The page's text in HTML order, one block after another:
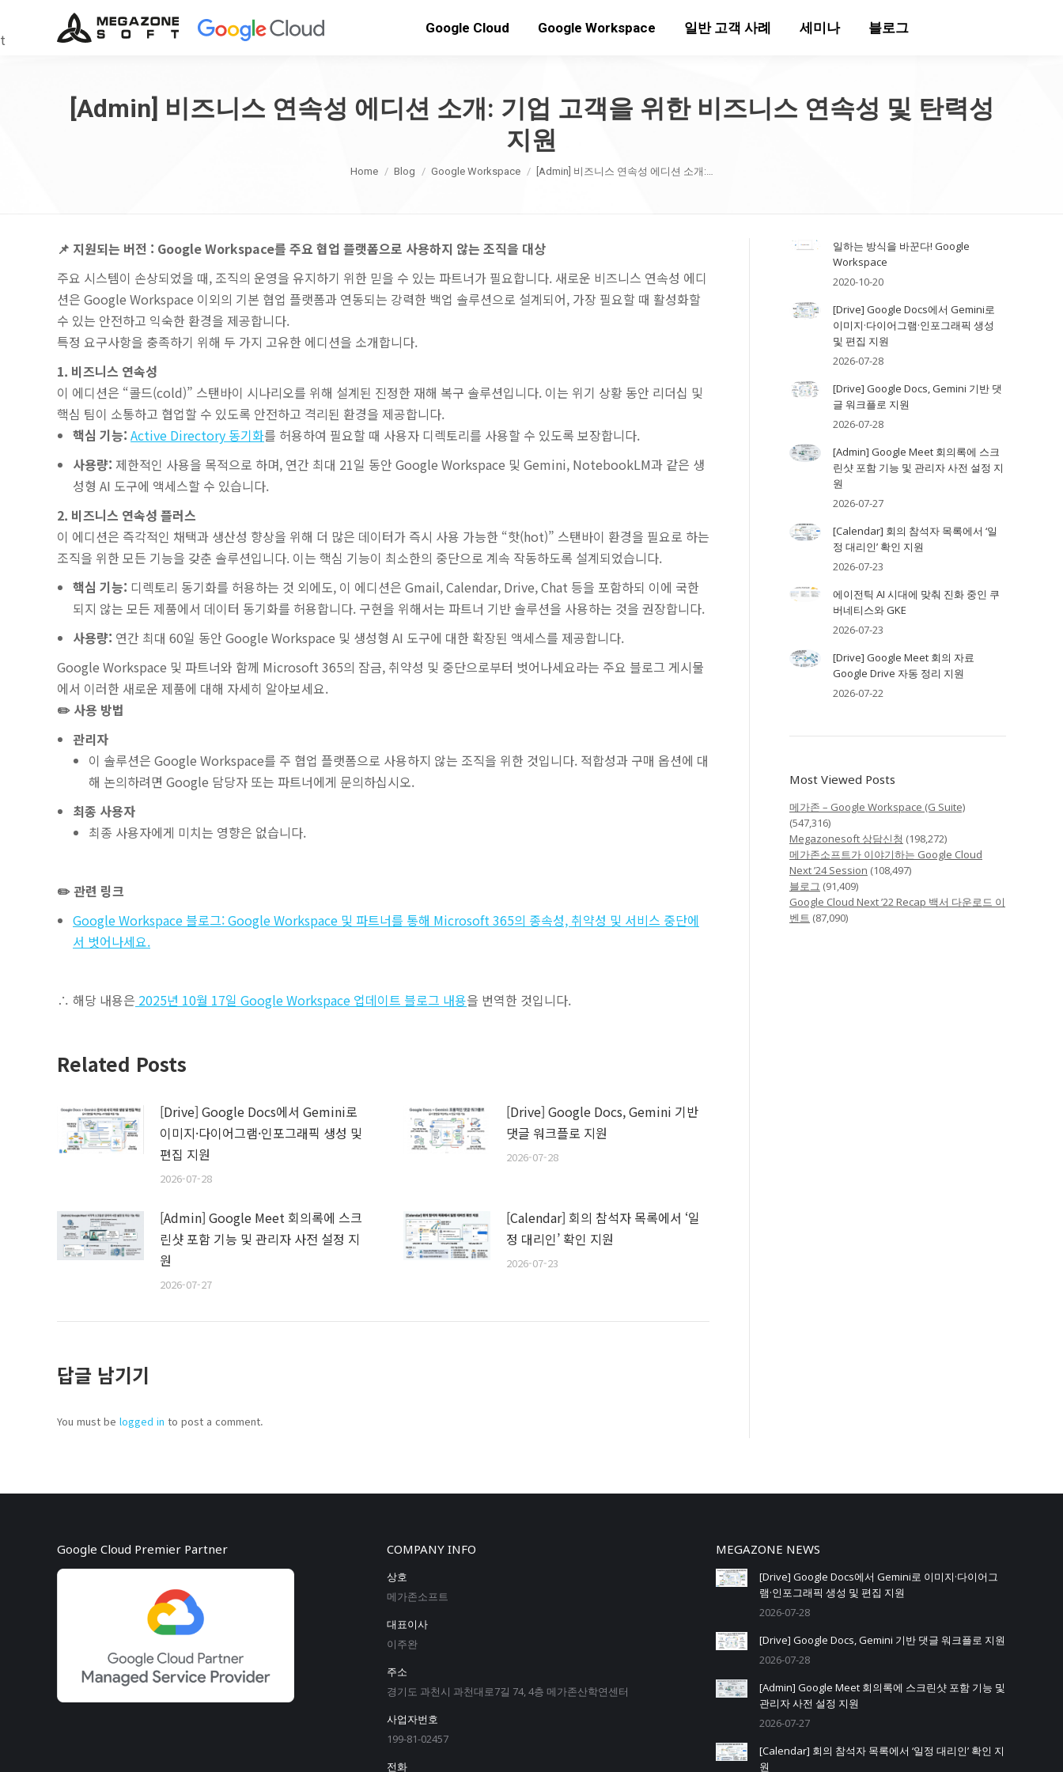
Google Cloud Google Workspace 일반 고객 사례 세미나 블로그
[Admin] 비즈니스 연속성 에디션 소개: 기업 고객을 위한 비즈니스 연속성 및 탄력성
지원
You are here:
Home Blog Google Workspace [Admin] 비즈니스 연속성 에디션 소개:…
📌 지원되는 버전 : Google Workspace를 주요 협업 플랫폼으로 사용하지 않는 조직을 대상
주요 시스템이 손상되었을 때, 조직의 운영을 유지하기 위한 믿을 수 있는 파트너가 필요합니다. 새로운 비즈니스 연속성 에디
션은 Google Workspace 이외의 기본 협업 플랫폼과 연동되는 강력한 백업 솔루션으로 설계되어, 가장 필요할 때 활성화할
수 있는 안전하고 익숙한 환경을 제공합니다.
특정 요구사항을 충족하기 위해 두 가지 고유한 에디션을 소개합니다.
1. 비즈니스 연속성
이 에디션은 “콜드(cold)” 스탠바이 시나리오를 위해 설계된 진정한 재해 복구 솔루션입니다. 이는 위기 상황 동안 리더십 및
핵심 팀이 소통하고 협업할 수 있도록 안전하고 격리된 환경을 제공합니다.
핵심 기능: Active Directory 동기화를 허용하여 필요할 때 사용자 디렉토리를 사용할 수 있도록 보장합니다.
사용량: 제한적인 사용을 목적으로 하며, 연간 최대 21일 동안 Google Workspace 및 Gemini, NotebookLM과 같은 생
성형 AI 도구에 액세스할 수 있습니다.
2. 비즈니스 연속성 플러스
이 에디션은 즉각적인 채택과 생산성 향상을 위해 더 많은 데이터가 즉시 사용 가능한 “핫(hot)” 스탠바이 환경을 필요로 하는
조직을 위한 모든 기능을 갖춘 솔루션입니다. 이는 핵심 기능이 최소한의 중단으로 계속 작동하도록 설계되었습니다.
핵심 기능: 디렉토리 동기화를 허용하는 것 외에도, 이 에디션은 Gmail, Calendar, Drive, Chat 등을 포함하되 이에 국한
되지 않는 모든 제품에서 데이터 동기화를 허용합니다. 구현을 위해서는 파트너 기반 솔루션을 사용하는 것을 권장합니다.
사용량: 연간 최대 60일 동안 Google Workspace 및 생성형 AI 도구에 대한 확장된 액세스를 제공합니다.
Google Workspace 및 파트너와 함께 Microsoft 365의 잠금, 취약성 및 중단으로부터 벗어나세요라는 주요 블로그 게시물
에서 이러한 새로운 제품에 대해 자세히 알아보세요.
✏️ 사용 방법
관리자
이 솔루션은 Google Workspace를 주 협업 플랫폼으로 사용하지 않는 조직을 위한 것입니다. 적합성과 구매 옵션에 대
해 논의하려면 Google 담당자 또는 파트너에게 문의하십시오.
최종 사용자
최종 사용자에게 미치는 영향은 없습니다.
✏️ 관련 링크
Google Workspace 블로그: Google Workspace 및 파트너를 통해 Microsoft 365의 종속성, 취약성 및 서비스 중단에
서 벗어나세요.
∴ 해당 내용은 2025년 10월 17일 Google Workspace 업데이트 블로그 내용을 번역한 것입니다.
t
Related Posts
[Drive] Google Docs에서 Gemini로
이미지·다이어그램·인포그래픽 생성 및
편집 지원
2026-07-28
[Drive] Google Docs, Gemini 기반
댓글 워크플로 지원
2026-07-28
[Admin] Google Meet 회의록에 스크
린샷 포함 기능 및 관리자 사전 설정 지
원
2026-07-27
[Calendar] 회의 참석자 목록에서 ‘일
정 대리인’ 확인 지원
2026-07-23
답글 남기기
You must be logged in to post a comment.
일하는 방식을 바꾼다! Google
Workspace
2020-10-20
[Drive] Google Docs에서 Gemini로
이미지·다이어그램·인포그래픽 생성
및 편집 지원
2026-07-28
[Drive] Google Docs, Gemini 기반 댓
글 워크플로 지원
2026-07-28
[Admin] Google Meet 회의록에 스크
린샷 포함 기능 및 관리자 사전 설정 지
원
2026-07-27
[Calendar] 회의 참석자 목록에서 ‘일
정 대리인’ 확인 지원
2026-07-23
에이전틱 AI 시대에 맞춰 진화 중인 쿠
버네티스와 GKE
2026-07-23
[Drive] Google Meet 회의 자료
Google Drive 자동 정리 지원
2026-07-22
Most Viewed Posts
메가존 – Google Workspace (G Suite)
(547,316)
Megazonesoft 상담신청 (198,272)
메가존소프트가 이야기하는 Google Cloud
Next ’24 Session (108,497)
블로그 (91,409)
Google Cloud Next ’22 Recap 백서 다운로드 이
벤트 (87,090)
Google Cloud Premier Partner COMPANY INFO
상호
메가존소프트
대표이사
이주완
주소
경기도 과천시 과천대로7길 74, 4층 메가존산학연센터
사업자번호
199-81-02457
전화
MEGAZONE NEWS
[Drive] Google Docs에서 Gemini로 이미지·다이어그
램·인포그래픽 생성 및 편집 지원
2026-07-28
[Drive] Google Docs, Gemini 기반 댓글 워크플로 지원
2026-07-28
[Admin] Google Meet 회의록에 스크린샷 포함 기능 및
관리자 사전 설정 지원
2026-07-27
[Calendar] 회의 참석자 목록에서 ‘일정 대리인’ 확인 지
원